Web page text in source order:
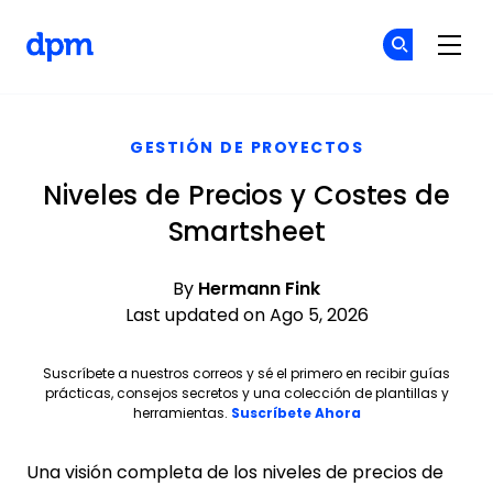
GESTIÓN DE PROYECTOS
Niveles de Precios y Costes de
Smartsheet
By Hermann Fink
Last updated on Ago 5, 2026
Suscríbete a nuestros correos y sé el primero en recibir guías
prácticas, consejos secretos y una colección de plantillas y
herramientas. Suscríbete Ahora
Una visión completa de los niveles de precios de